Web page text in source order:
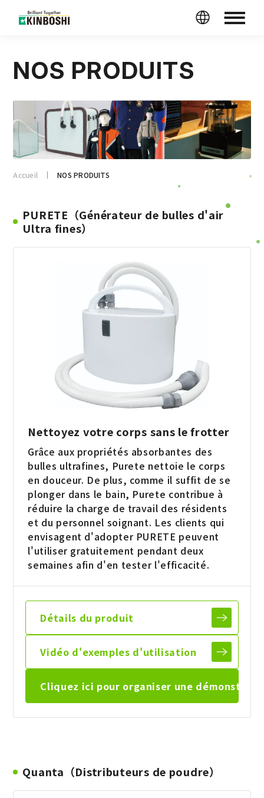
NOS PRODUITS
Accueil NOS PRODUITS
PURETE（Générateur de bulles d'air
Ultra fines）
Nettoyez votre corps sans le frotter
Grâce aux propriétés absorbantes des
bulles ultrafines, Purete nettoie le corps
en douceur. De plus, comme il suffit de se
plonger dans le bain, Purete contribue à
réduire la charge de travail des résidents
et du personnel soignant. Les clients qui
envisagent d'adopter PURETE peuvent
l'utiliser gratuitement pendant deux
semaines afin d'en tester l'efficacité.
Détails du produit
Vidéo d'exemples d'utilisation
Cliquez ici pour organiser une
Quanta（Distributeurs de poudre）